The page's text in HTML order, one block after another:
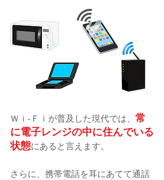
Ｗｉ-Ｆｉが普及した現代では、 常
に電子レンジの中に住んでいる
状態にあると言えます。
さらに、携帯電話を耳にあてて通話